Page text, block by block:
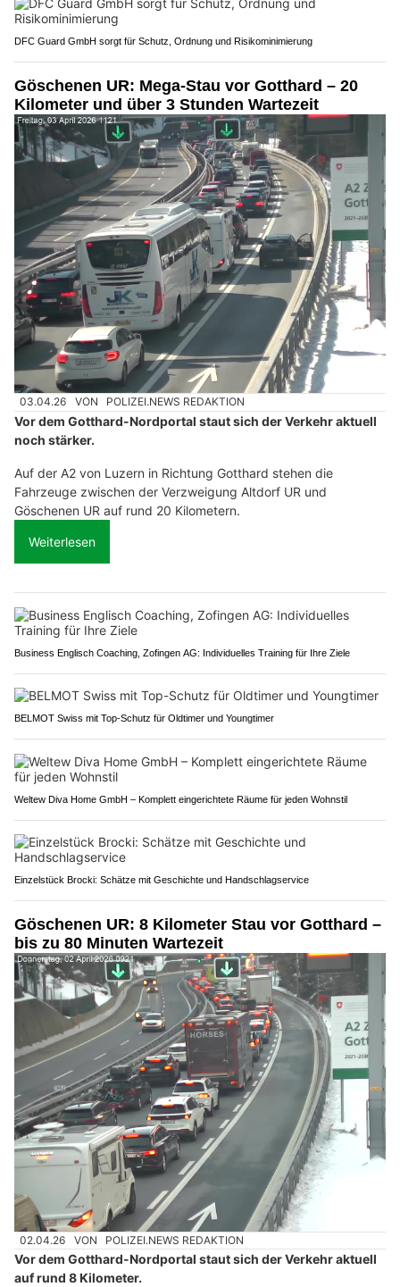
DFC Guard GmbH sorgt für Schutz, Ordnung und Risikominimierung
Göschenen UR: Mega-Stau vor Gotthard – 20
Kilometer und über 3 Stunden Wartezeit
03.04.26 VON POLIZEI.NEWS REDAKTION
Vor dem Gotthard-Nordportal staut sich der Verkehr aktuell
noch stärker.
Auf der A2 von Luzern in Richtung Gotthard stehen die
Fahrzeuge zwischen der Verzweigung Altdorf UR und
Göschenen UR auf rund 20 Kilometern.
Weiterlesen
Business Englisch Coaching, Zofingen AG: Individuelles Training für Ihre Ziele
BELMOT Swiss mit Top-Schutz für Oldtimer und Youngtimer
Weltew Diva Home GmbH – Komplett eingerichtete Räume für jeden Wohnstil
Einzelstück Brocki: Schätze mit Geschichte und Handschlagservice
Göschenen UR: 8 Kilometer Stau vor Gotthard –
bis zu 80 Minuten Wartezeit
02.04.26 VON POLIZEI.NEWS REDAKTION
Vor dem Gotthard-Nordportal staut sich der Verkehr aktuell
auf rund 8 Kilometer.